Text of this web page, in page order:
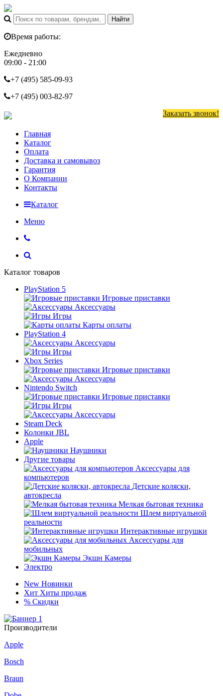
Время работы:
Ежедневно
09:00 - 21:00
+7 (495) 585-09-93
+7 (495) 003-82-97
Заказать звонок!
Главная
Каталог
Оплата
Доставка и самовывоз
Гарантия
О Компании
Контакты
Каталог
Меню
Каталог товаров
PlayStation 5
Игровые приставки
Аксессуары
Игры
Карты оплаты
PlayStation 4
Аксессуары
Игры
Xbox Series
Игровые приставки
Аксессуары
Nintendo Switch
Игровые приставки
Игры
Аксессуары
Steam Deck
Колонки JBL
Apple
Наушники
Другие товары
Аксессуары для
компьютеров
Детские коляски,
автокресла
Мелкая бытовая техника
Шлем виртуальной
реальности
Интерактивные игрушки
Аксессуары для
мобильных
Экшн Камеры
Электро
New Новинки
Хит Хиты продаж
% Скидки
Производители
Apple
Bosch
Braun